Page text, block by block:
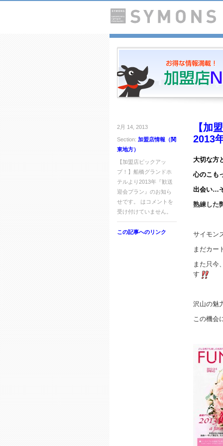
2月 14, 2013
Section: 加盟店情報（関
東地方）
【加盟店ピックアッ
プ！】船橋グランドホ
テルより2013年『歓送
迎会プラン』のお知ら
せです。 は コメントを
受け付けていません。
この記事へのリンク
【加
2013
大切な方
心のこも
出会い…
熟練した
サイモン
まだカー
また只今
す
沢山の魅
この機会